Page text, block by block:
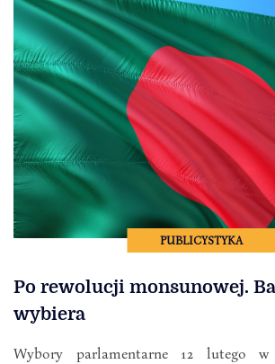
PUBLICYSTYKA
Po rewolucji monsunowej.
wybiera
Wybory parlamentarne 12 lutego w